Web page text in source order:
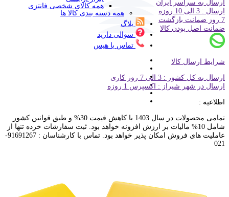
همه کالای شخصی فانتزی
همه دسته بندی کالا ها
بلاگ
سوالی دارید
تماس با هیس
ارسال به سراسر ایران
ارسال : 3 الی 10 روزه
7 روز ضمانت بازگشت
ضمانت اصل بودن کالا
شرایط ارسال کالا
ارسال به کل کشور : 3 الی 7 روز کاری
ارسال در شهر شیراز : اکسپرس 1 روزه
اطلاعیه :
تمامی محصولات در سال 1403 با کاهش قیمت 30% و طبق قوانین کشور
شامل 10% مالیات بر ارزش افزونه خواهد بود. ثبت سفارشات خرده تنها از
عاملیت های فروش امکان پذیر خواهد بود. تماس با کارشناسان : 91691267-
021